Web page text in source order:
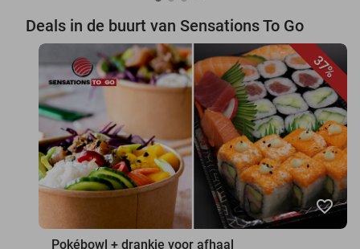
Deals in de buurt van Sensations To Go
37%
favorite_border
Pokébowl + drankje voor afhaal